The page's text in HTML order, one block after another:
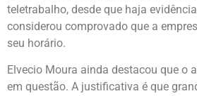
teletrabalho, desde que haja
considerou comprovado que a
seu horário.
Elvecio Moura ainda destacou que o
em questão. A justificativa é que